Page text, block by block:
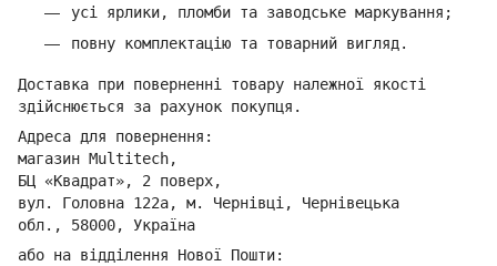
усі ярлики, пломби та заводське маркування;
повну комплектацію та товарний вигляд.
Доставка при поверненні товару належної якості
здійснюється за рахунок покупця.
Адреса для повернення:
магазин Multitech,
БЦ «Квадрат», 2 поверх,
вул. Головна 122а, м. Чернівці, Чернівецька
обл., 58000, Україна
або на відділення Нової Пошти: